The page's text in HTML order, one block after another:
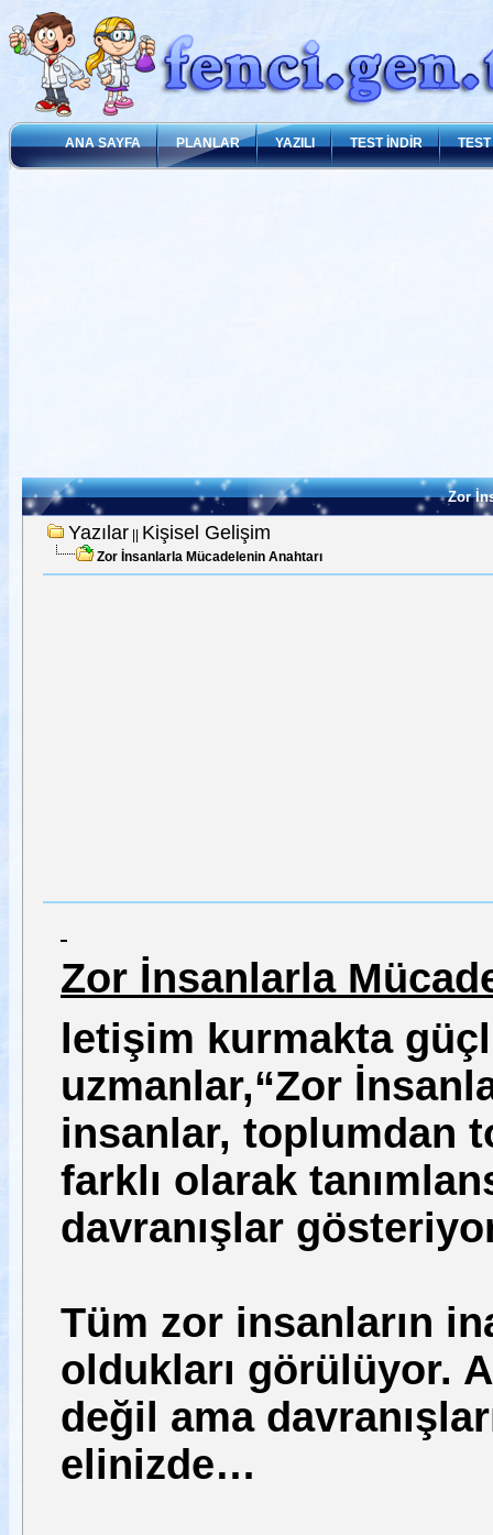
ANA SAYFA PLANLAR YAZILI TEST İNDİR
Zor
Yazılar|| Kişisel Gelişim
Zor İnsanlarla Mücadelenin Anahtarı
Zor İnsanlarla
letişim kurmakta
uzmanlar,“Zor
insanlar, toplumdan
farklı olarak
davranışlar
Tüm zor insanların
oldukları görülüyor.
değil ama
elinizde…